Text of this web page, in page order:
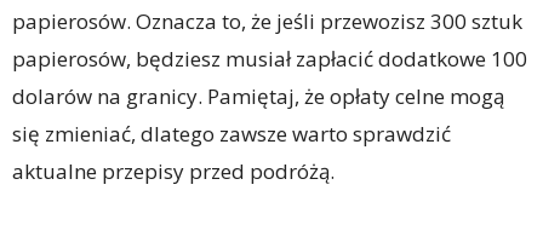
papierosów. Oznacza to, że jeśli przewozisz 300 sztuk
papierosów, będziesz musiał zapłacić dodatkowe 100
dolarów na granicy. Pamiętaj, że opłaty celne mogą
się zmieniać, dlatego zawsze warto sprawdzić
aktualne przepisy przed podróżą.